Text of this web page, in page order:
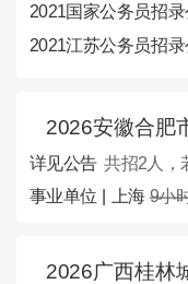
2021国家公务员招
2021江苏公务员招
2026安徽合肥市
详见公告 共招2人，
事业单位 | 上海 9小
2026广西桂林城乡建设